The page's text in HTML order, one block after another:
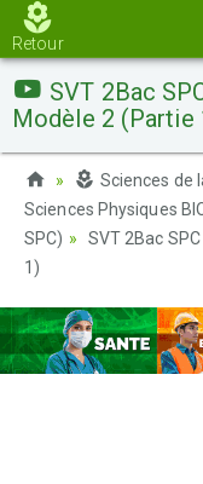
Retour
SVT 2Bac
Modèle 2 (Partie
Sciences de
Sciences Physiques
SPC)
SVT 2Bac
1)